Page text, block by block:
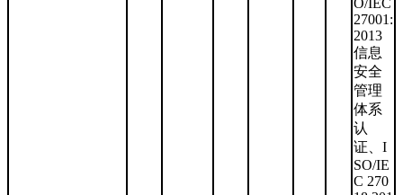
O/IEC
27001:
2013
信息
安全
管理
体系
认
证、I
SO/IE
C 270